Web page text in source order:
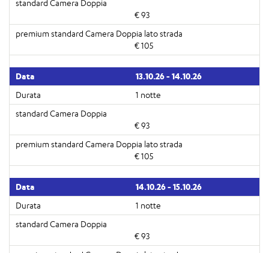
€ 93
€ 105
13.10.26 - 14.10.26
1 notte
€ 93
€ 105
14.10.26 - 15.10.26
1 notte
€ 93